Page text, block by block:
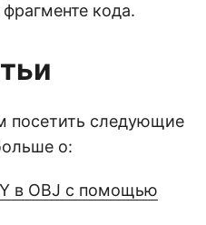
кода.
посетить следующие
о:
в OBJ с помощью